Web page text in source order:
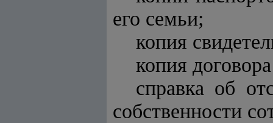
его семьи;
копия
копия
справка об
собственности